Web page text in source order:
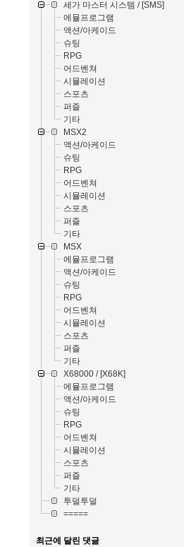
세가 마스터 시스템 / [SMS]
에뮬프로그램
액션/아케이드
슈팅
RPG
어드벤쳐
시뮬레이션
스포츠
퍼즐
기타
MSX2
액션/아케이드
슈팅
RPG
어드벤쳐
시뮬레이션
스포츠
퍼즐
기타
MSX
에뮬프로그램
액션/아케이드
슈팅
RPG
어드벤쳐
시뮬레이션
스포츠
퍼즐
기타
X68000 / [X68K]
에뮬프로그램
액션/아케이드
슈팅
RPG
어드벤쳐
시뮬레이션
스포츠
퍼즐
기타
투덜투덜
=====
최근에 달린 댓글